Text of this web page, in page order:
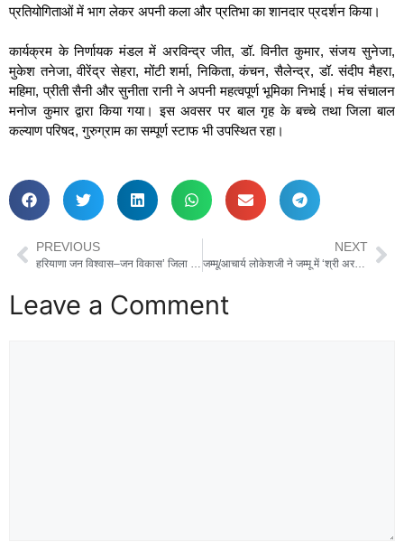
प्रतियोगिताओं में भाग लेकर अपनी कला और प्रतिभा का शानदार प्रदर्शन किया।
कार्यक्रम के निर्णायक मंडल में अरविन्द्र जीत, डॉ. विनीत कुमार, संजय सुनेजा,
मुकेश तनेजा, वीरेंद्र सेहरा, मोंटी शर्मा, निकिता, कंचन, सैलेन्द्र, डॉ. संदीप मैहरा,
महिमा, प्रीती सैनी और सुनीता रानी ने अपनी महत्वपूर्ण भूमिका निभाई। मंच संचालन
मनोज कुमार द्वारा किया गया। इस अवसर पर बाल गृह के बच्चे तथा जिला बाल
कल्याण परिषद, गुरुग्राम का सम्पूर्ण स्टाफ भी उपस्थित रहा।
PREVIOUS NEXT
जम्मू/आचार्य लोकेशजी ने जम्मू में ‘श्री अरविंदो सम्मान 2025’ को संबोधित किया
Leave a Comment